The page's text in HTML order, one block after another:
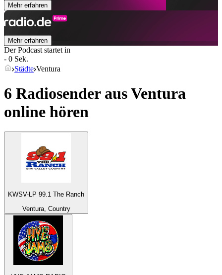
Mehr erfahren
Mehr erfahren
Der Podcast startet in
- 0 Sek.
Städte Ventura
6 Radiosender ausVentura
online hören
KWSV-LP 99.1 The Ranch
Ventura, Country